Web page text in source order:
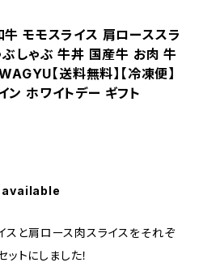
牛 モモスライス 肩ローススラ
ぶしゃぶ 牛丼 国産牛 お肉 牛
【送料無料】【冷凍便】
ホワイトデー ギフト
と肩ロース肉スライスをそれぞ
トにしました！